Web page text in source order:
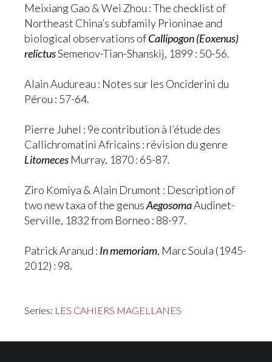
Meixiang Gao & Wei Zhou : The checklist of
Northeast China’s subfamily Prioninae and
biological observations ofCallipogon (Eoxenus)
relictusSemenov-Tian-Shanskij, 1899 : 50-56.
Alain Audureau : Notes sur les Onciderini du
Pérou : 57-64.
Pierre Juhel : 9e contribution à l’étude des
Callichromatini Africains : révision du genre
Litomeces Murray, 1870 : 65-87.
Ziro Komiya & Alain Drumont : Description of
two new taxa of the genusAegosomaAudinet-
Serville, 1832 from Borneo : 88-97.
Patrick Aranud : In memoriam, Marc Soula (1945-
2012) : 98.
Series: LES CAHIERS MAGELLANES